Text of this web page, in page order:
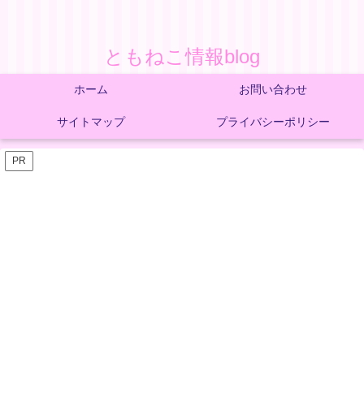
ともねこ情報blog
ホーム お問い合わせ
サイトマップ プライバシーポリシー
PR